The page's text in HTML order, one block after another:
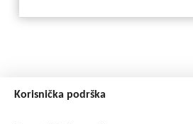
Korisnička podrška